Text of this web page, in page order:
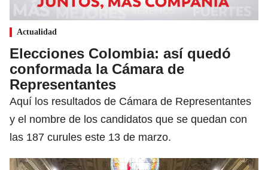
Actualidad
Elecciones Colombia: así quedó
conformada la Cámara de
Representantes
Aquí los resultados de Cámara de Representantes
y el nombre de los candidatos que se quedan con
las 187 curules este 13 de marzo.